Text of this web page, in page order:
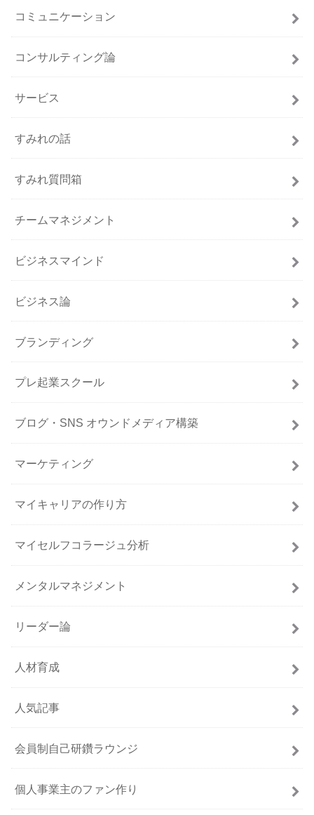
コミュニケーション
コンサルティング論
サービス
すみれの話
すみれ質問箱
チームマネジメント
ビジネスマインド
ビジネス論
ブランディング
プレ起業スクール
ブログ・SNS オウンドメディア構築
マーケティング
マイキャリアの作り方
マイセルフコラージュ分析
メンタルマネジメント
リーダー論
人材育成
人気記事
会員制自己研鑽ラウンジ
個人事業主のファン作り